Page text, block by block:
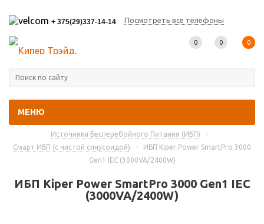
+ 375(29)337-14-14 Посмотреть все телефоны
МЕНЮ
0 0 0
Источники Бесперебойного Питания (ИБП)
-
Смарт ИБП (с чистой синусоидой)
-
ИБП Kiper Power SmartPro 3000
Gen1 IEC (3000VA/2400W)
ИБП Kiper Power SmartPro 3000 Gen1 IEC
(3000VA/2400W)